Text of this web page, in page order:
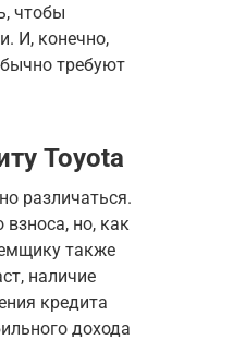
чтобы
И, конечно,
требуют
Toyota
различаться.
но, как
также
наличие
кредита
дохода